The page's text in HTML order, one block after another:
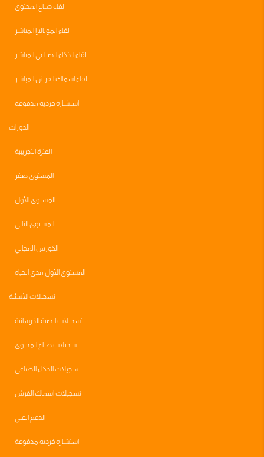
لقاء صناع المحتوى
لقاء الموناليزا المباشر
لقاء الذكاء الصناعي المباشر
لقاء اسماك القرش المباشر
استشاره فرديه مدفوعة
الدورات
الفترة التجريبية
المستوى صفر
المستوى الأول
المستوى الثاني
الكورس المجاني
المستوى الأول مدى الحياه
تسجيلات الأسئلة
تسجيلات الصبة الخرسانية
تسجيلات صناع المحتوى
تسجيلات الذكاء الصناعي
تسجيلات اسماك القرش
الدعم الفني
استشاره فرديه مدفوعة